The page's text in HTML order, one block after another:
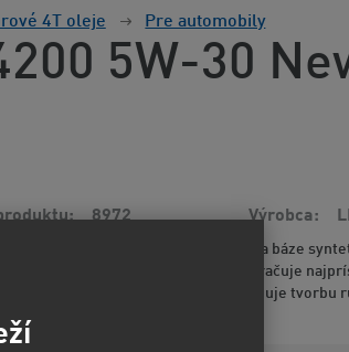
4T oleje Pre automobily
5W-30
8972 Výrobca
akostný ľahkobežný motorový olej na báze
vynikajúcu čistotu v motore a prekračuje
známych výrobcov vozidiel. Znižuje tvorbu